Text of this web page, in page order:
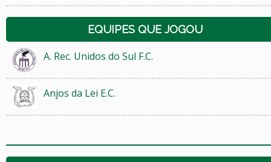
EQUIPES QUE JOGOU
A. Rec. Unidos do Sul F.C.
Anjos da Lei E.C.